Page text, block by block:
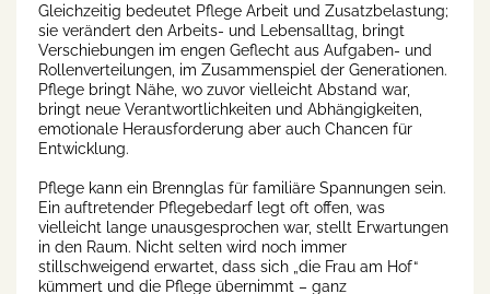
Gleichzeitig bedeutet Pflege Arbeit und Zusatzbelastung;
sie verändert den Arbeits- und Lebensalltag, bringt
Verschiebungen im engen Geflecht aus Aufgaben- und
Rollenverteilungen, im Zusammenspiel der Generationen.
Pflege bringt Nähe, wo zuvor vielleicht Abstand war,
bringt neue Verantwortlichkeiten und Abhängigkeiten,
emotionale Herausforderung aber auch Chancen für
Entwicklung.
Pflege kann ein Brennglas für familiäre Spannungen sein.
Ein auftretender Pflegebedarf legt oft offen, was
vielleicht lange unausgesprochen war, stellt Erwartungen
in den Raum. Nicht selten wird noch immer
stillschweigend erwartet, dass sich „die Frau am Hof“
kümmert und die Pflege übernimmt – ganz